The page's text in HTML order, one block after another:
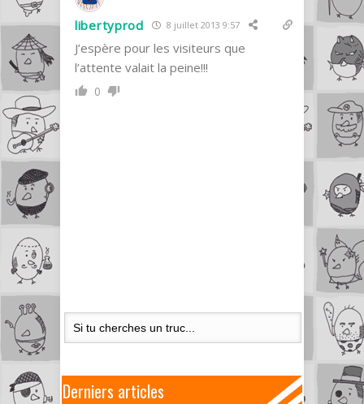
libertyprod 8 juillet 2013 9:57
J’espère pour les visiteurs que
l’attente valait la peine!!!
0
Derniers articles